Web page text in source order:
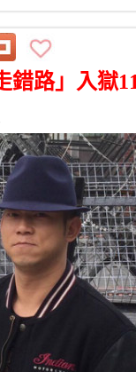
錯路」入獄